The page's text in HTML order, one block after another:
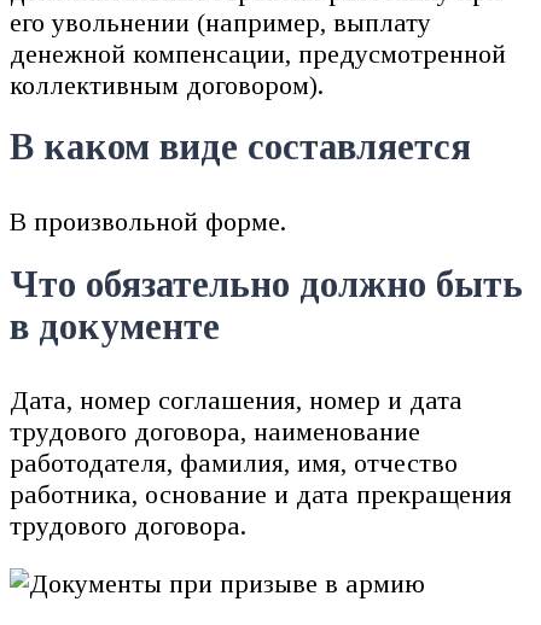
его увольнении (например, выплату
денежной компенсации, предусмотренной
коллективным договором).
В каком виде составляется
В произвольной форме.
Что обязательно должно быть
в документе
Дата, номер соглашения, номер и дата
трудового договора, наименование
работодателя, фамилия, имя, отчество
работника, основание и дата прекращения
трудового договора.